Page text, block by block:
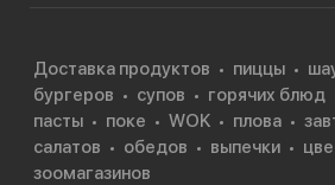
Доставка продуктов пиццы
бургеров
супов горячих блюд
пасты
поке WOK плова
салатов
обедов выпечки
зоомагазинов